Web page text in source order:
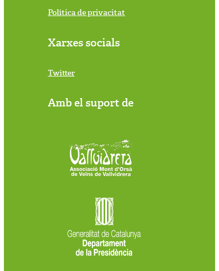
Política de privacitat
Xarxes socials
Twitter
Amb el suport de